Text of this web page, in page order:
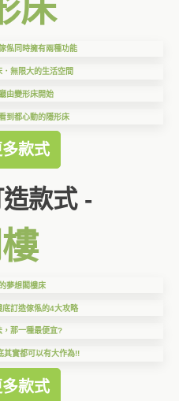
床
俬同時擁有兩種功能
無限大的生活空間
由變形床開始
到都心動的隱形床
款式
款式 -
夢想閣樓床
底訂造傢俬的4大攻略
那一種最便宜?
其實都可以有大作為!!
款式